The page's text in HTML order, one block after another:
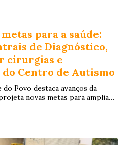
para a saúde:
de Diagnóstico,
cirurgias e
Centro de Autismo
Povo destaca avanços da
novas metas para ampliar